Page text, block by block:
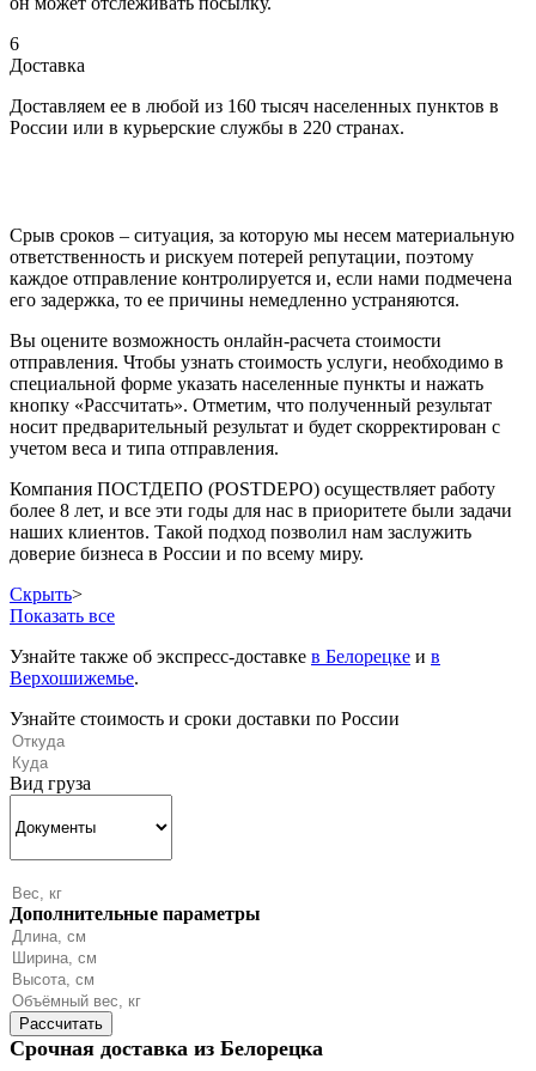
6
Доставка
Доставляем ее в любой из 160 тысяч населенных пунктов в
России или в курьерские службы в 220 странах.
Срыв сроков – ситуация, за которую мы несем материальную
ответственность и рискуем потерей репутации, поэтому
каждое отправление контролируется и, если нами подмечена
его задержка, то ее причины немедленно устраняются.
Вы оцените возможность онлайн-расчета стоимости
отправления. Чтобы узнать стоимость услуги, необходимо в
специальной форме указать населенные пункты и нажать
кнопку «Рассчитать». Отметим, что полученный результат
носит предварительный результат и будет скорректирован с
учетом веса и типа отправления.
Компания ПОСТДЕПО (POSTDEPO) осуществляет работу
более 8 лет, и все эти годы для нас в приоритете были задачи
наших клиентов. Такой подход позволил нам заслужить
доверие бизнеса в России и по всему миру.
Скрыть>
Показать все
Узнайте также об экспресс-доставке в Белорецке и в
Верхошижемье.
Узнайте стоимость и сроки доставки по России
Вид груза
Дополнительные параметры
Срочная доставка из Белорецка